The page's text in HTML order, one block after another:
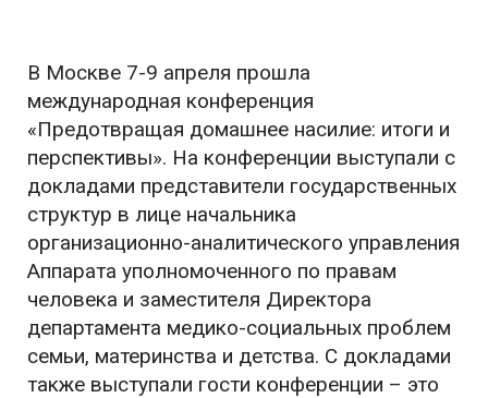
Неделя Тольятти
В Москве 7-9 апреля прошла
международная конференция
«Предотвращая домашнее насилие: итоги и
перспективы». На конференции выступали с
докладами представители государственных
структур в лице начальника
организационно-аналитического управления
Аппарата уполномоченного по правам
человека и заместителя Директора
департамента медико-социальных проблем
семьи, материнства и детства. С докладами
также выступали гости конференции – это